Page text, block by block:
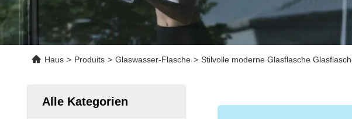
Haus > Produits > Glaswasser-Flasche > Stilvolle moderne Glasflasche
Alle Kategorien